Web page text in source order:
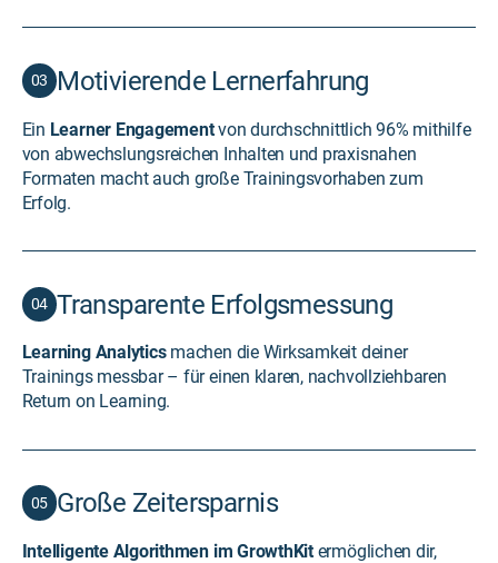
03 Motivierende Lernerfahrung
Ein Learner Engagementvon durchschnittlich 96% mithilfe
von abwechslungsreichen Inhalten und praxisnahen
Formaten macht auch große Trainingsvorhaben zum
Erfolg.
04 Transparente Erfolgsmessung
Learning Analyticsmachen die Wirksamkeit deiner
Trainings messbar – für einen klaren, nachvollziehbaren
Return on Learning.
05 Große Zeitersparnis
Intelligente Algorithmen im GrowthKit ermöglichen dir,